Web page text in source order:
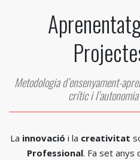
Metodologia d’ensenyament-
crític i
La innovació i la creativitat
Professional. Fa set